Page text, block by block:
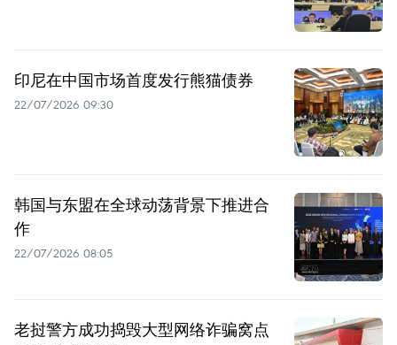
印尼在中国市场首度发行熊猫债券
22/07/2026 09:30
韩国与东盟在全球动荡背景下推进合
作
22/07/2026 08:05
老挝警方成功捣毁大型网络诈骗窝点